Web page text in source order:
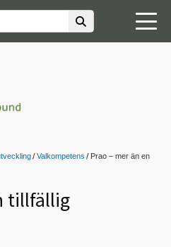
Valkompetens
Prao – mer än en
tillfällig